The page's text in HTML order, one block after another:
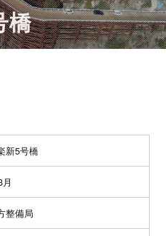
橋
新5号橋
整備局